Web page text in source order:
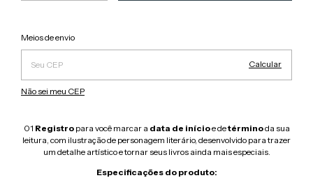
Entregas para o CEP:
Meios de envio
Calcular
Não sei meu CEP
01 Registro para você marcar a data de inícioe detérminoda sua
leitura, com ilustração de personagem literário, desenvolvido para trazer
um detalhe artístico e tornar seus livros ainda mais especiais.
Especificações do produto: